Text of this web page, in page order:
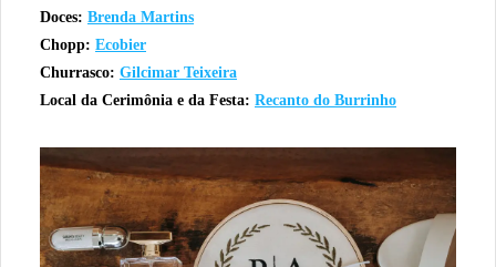
Doces: Brenda Martins
Chopp: Ecobier
Churrasco: Gilcimar Teixeira
Local da Cerimônia e da Festa: Recanto do Burrinho